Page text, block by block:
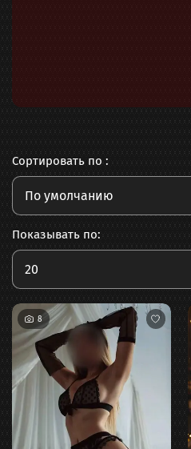
Сортировать по :
По умолчанию
Показывать по:
20
8